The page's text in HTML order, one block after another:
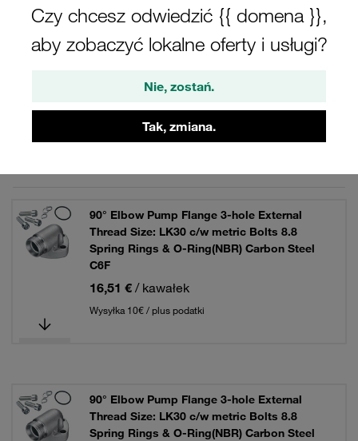
Czy chcesz odwiedzić {{ domena }},
aby zobaczyć lokalne oferty i usługi?
Nie, zostań.
Tak, zmiana.
Filtry / Sortowanie
Kolanko 90° Kołnierze pompy zębatej
21 Wyniki
90° Elbow Pump Flange 3-hole External
Thread Size: LK30 c/w metric Bolts 8.8
Spring Rings & O-Ring(NBR) Carbon Steel
C6F
16,51 € / kawałek
Wysyłka 10€ / plus podatki
90° Elbow Pump Flange 3-hole External
Thread Size: LK30 c/w metric Bolts 8.8
Spring Rings & O-Ring(NBR) Carbon Steel